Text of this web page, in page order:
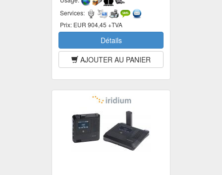
Services:
Prix: EUR 904,45 +TVA
Détails
AJOUTER AU PANIER